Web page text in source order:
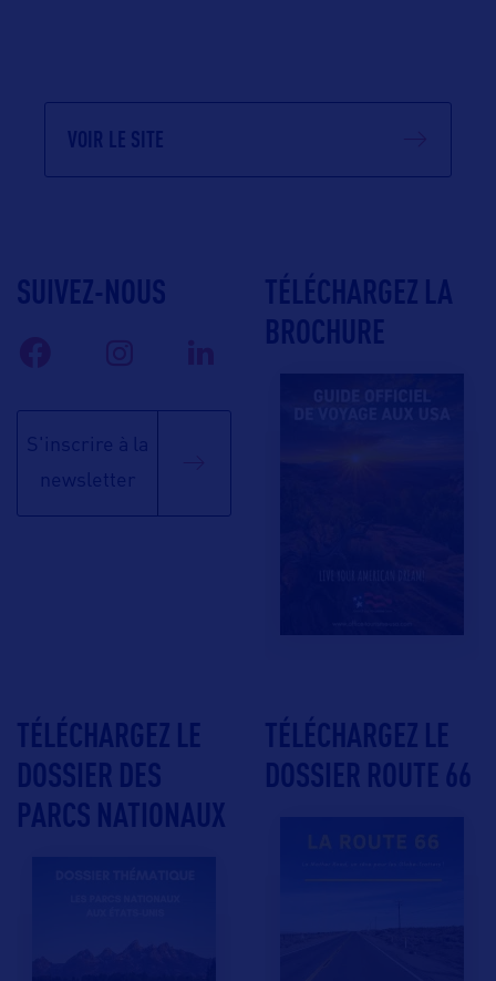
VOIR LE SITE
SUIVEZ-NOUS
S'inscrire à la
newsletter
TÉLÉCHARGEZ LA
BROCHURE
TÉLÉCHARGEZ LE
DOSSIER DES
PARCS NATIONAUX
TÉLÉCHARGEZ LE
DOSSIER ROUTE 66